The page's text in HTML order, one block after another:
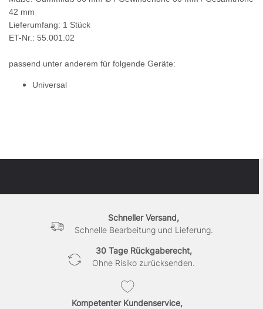
42 mm
Lieferumfang: 1 Stück
ET-Nr.: 55.001.02
passend unter anderem für folgende Geräte:
Universal
Schneller Versand,
Schnelle Bearbeitung und Lieferung.
30 Tage Rückgaberecht,
Ohne Risiko zurücksenden.
Kompetenter Kundenservice,